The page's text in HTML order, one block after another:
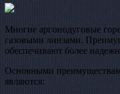
Многие аргонодуговые
газовыми линзами.
обеспечивают более
Основными
являются: